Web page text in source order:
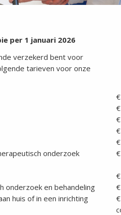
per 1 januari 2026
verzekerd bent voor
tarieven voor onze
onderzoek
onderzoek en behandeling
huis of in een inrichting